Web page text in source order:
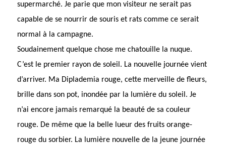
supermarché. Je parie que mon visiteur ne serait pas
capable de se nourrir de souris et rats comme ce serait
normal à la campagne.
Soudainement quelque chose me chatouille la nuque.
C’est le premier rayon de soleil. La nouvelle journée vient
d’arriver. Ma Diplademia rouge, cette merveille de fleurs,
brille dans son pot, inondée par la lumière du soleil. Je
n’ai encore jamais remarqué la beauté de sa couleur
rouge. De même que la belle lueur des fruits orange-
rouge du sorbier. La lumière nouvelle de la jeune journée